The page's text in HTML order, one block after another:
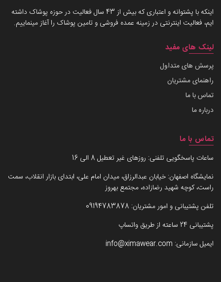
اینکه با پشتوانه و اعتباری که بیش از 43 سال فعالیت در حوزه پوشاک داشته
ایم، فعالیت اینترنتی در زمینه عمده فروشی و تامین پوشاک را آغاز مینماییم.
لینک های مفید
پرسش های متداول
راهنمای مشتریان
تماس با ما
درباره ما
تماس با ما
ساعات پاسخگویی تلفنی: روزهای غیر تعطیل 8 الی 16
نمایشگاه اصفهان: خیابان عبدالرزاق، میدان امام علی، ابتدای بازار انقلاب، سمت
راست، کوچه شهید رضازاده، مجتمع بهروز
تلفن پشتیبانی و امور مشتریان: 09194783878
پشتیبانی 24 ساعته از طریق واتساپ
ایمیل سازمانی: info@ximawear.com